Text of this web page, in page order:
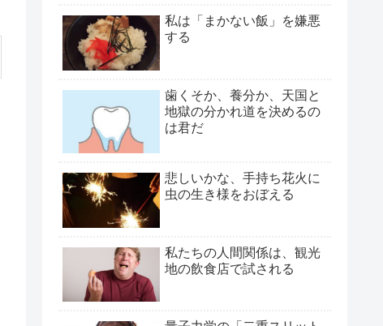
私は「まかない飯」を嫌悪
する
歯くそか、養分か、天国と
地獄の分かれ道を決めるの
は君だ
悲しいかな、手持ち花火に
虫の生き様をおぼえる
私たちの人間関係は、観光
地の飲食店で試される